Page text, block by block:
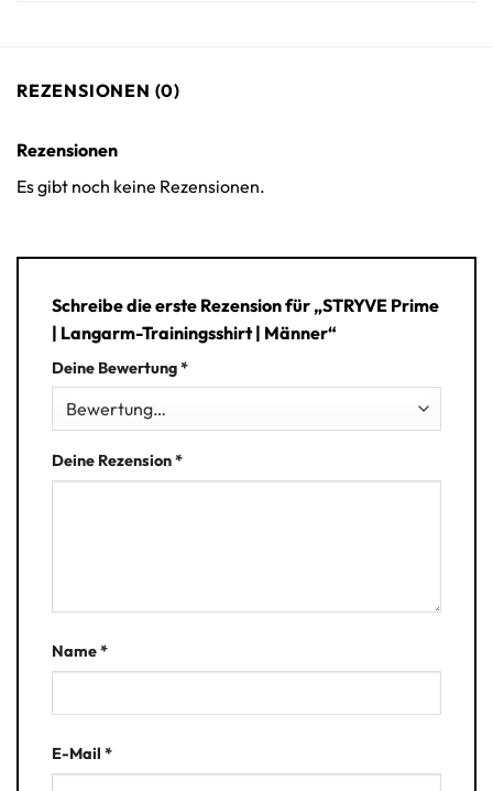
REZENSIONEN (0)
Rezensionen
Es gibt noch keine Rezensionen.
Schreibe die erste Rezension für „STRYVE Prime
| Langarm-Trainingsshirt | Männer“
Deine Bewertung*
Deine Rezension*
Name*
E-Mail *